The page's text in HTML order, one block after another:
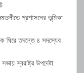
প্রশাসনের ভূমিকা
ঘিরে তদন্তে ৪ সদস্যের
স্বরাষ্ট্র উপদেষ্টা